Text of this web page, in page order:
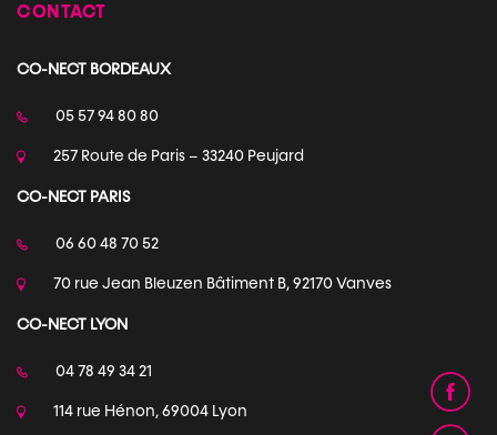
CONTACT
CO-NECT BORDEAUX
05 57 94 80 80
257 Route de Paris – 33240 Peujard
CO-NECT PARIS
06 60 48 70 52
70 rue Jean Bleuzen Bâtiment B, 92170 Vanves
CO-NECT LYON
04 78 49 34 21
114 rue Hénon, 69004 Lyon